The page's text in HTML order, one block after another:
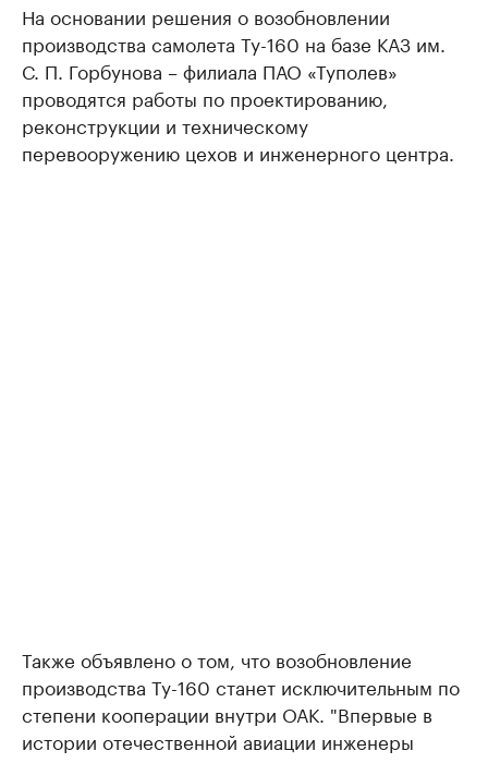
На основании решения о возобновлении
производства самолета Ту-160 на базе КАЗ им.
С. П. Горбунова – филиала ПАО «Туполев»
проводятся работы по проектированию,
реконструкции и техническому
перевооружению цехов и инженерного центра.
Также объявлено о том, что возобновление
производства Ту-160 станет исключительным по
степени кооперации внутри ОАК. "Впервые в
истории отечественной авиации инженеры